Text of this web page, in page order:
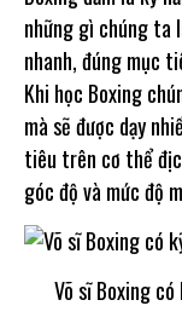
những gì chúng ta
nhanh, đúng mục
Khi học Boxing
mà sẽ được dạy
tiêu trên cơ thể
góc độ và mức độ
Võ sĩ Boxing